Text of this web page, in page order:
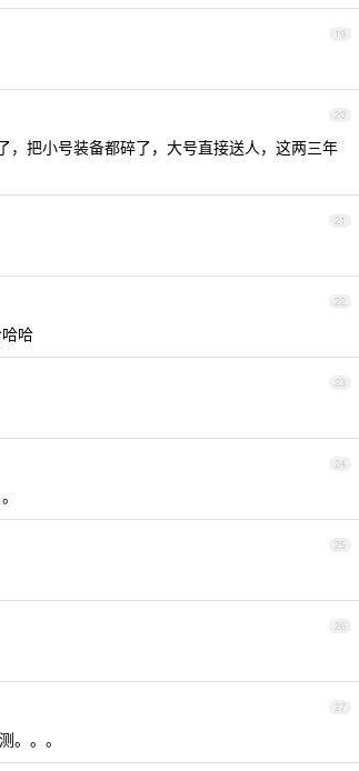
19
20
，把小号装备都碎了，大号直接送人，这两三年
21
22
哈
23
24
25
26
27
。。。